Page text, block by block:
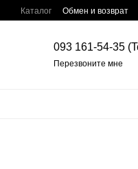
Перейти к основному
Каталог Обмен и возврат
093 161-54-35
Перезвоните мне